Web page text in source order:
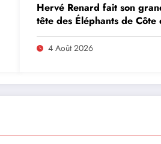
Hervé Renard fait son
tête des Éléphants de Côte
4 Août 2026